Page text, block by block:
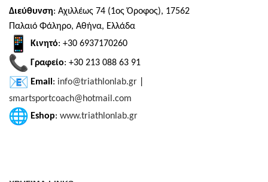
Διεύθυνση: Αχιλλέως 74 (1ος Όροφος), 17562
Παλαιό Φάληρο, Αθήνα, Ελλάδα
Κινητό: +30 6937170260
Γραφείο: +30 213 088 63 91
Email : info@triathlonlab.gr
smartsportcoach@hotmail.com
Eshop: www.triathlonlab.gr